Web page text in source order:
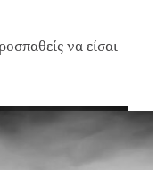
να είσαι